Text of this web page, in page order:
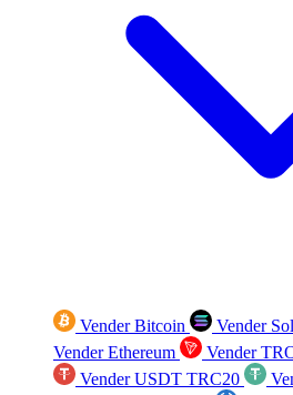
Vender Bitcoin Vender
Vender Ethereum
Vender
Vender USDT TRC20